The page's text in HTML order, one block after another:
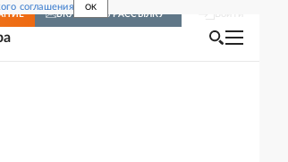
соглашения OK
ВКЛЮЧИТЬ РАССЫЛКУ